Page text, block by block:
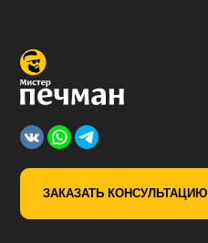
ЗАКАЗАТЬ КОНСУЛЬТАЦИЮ